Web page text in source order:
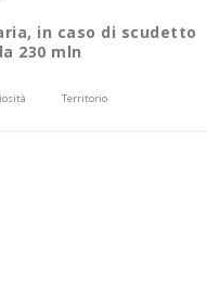
in caso di scudetto
230 mln
Territorio